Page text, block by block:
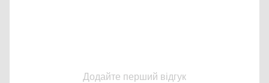
Додайте перший відгук